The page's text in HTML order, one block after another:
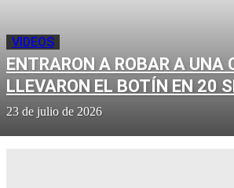
VIDEOS
ENTRARON A ROBAR A UNA
LLEVARON EL BOTÍN EN 20
23 de julio de 2026